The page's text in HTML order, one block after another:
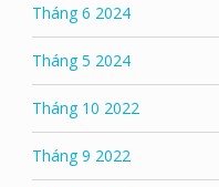
Tháng 6 2024
Tháng 5 2024
Tháng 10 2022
Tháng 9 2022